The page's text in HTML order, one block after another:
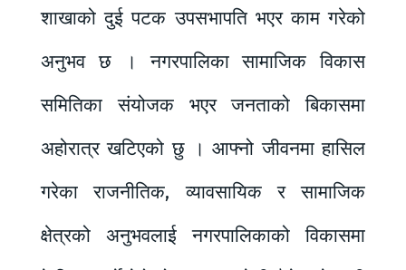
शाखाको दुई पटक उपसभापति भएर काम गरेको
अनुभव छ । नगरपालिका सामाजिक विकास
समितिका संयोजक भएर जनताको बिकासमा
अहोरात्र खटिएको छु । आफ्नो जीवनमा हासिल
गरेका राजनीतिक, व्यावसायिक र सामाजिक
क्षेत्रको अनुभवलाई नगरपालिकाको विकासमा